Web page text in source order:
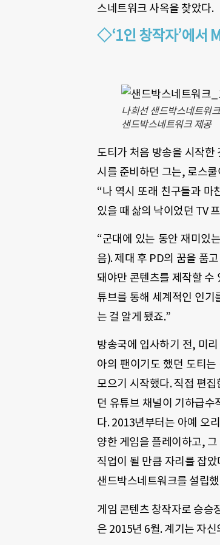
스네트워크 사옥을 찾았다.
◇‘1인 창작자’에서
나희선 샌드박스네트워
샌드박스네트워크 제공
도티가 처음 방송을 시작한
시를 준비하던 그는, 로스
“나 역시 또래 친구들과 마
있을 때 삶의 낙이었던 TV
“군대에 있는 동안 재미있
음). 제대 후 PD의 꿈을 품
돼야만 콘텐츠를 제작할 수
튜브를 통해 세계적인 인
는 걸 알게 됐죠.”
방송국에 입사하기 전, 미
아의 팬이기도 했던 도티
모으기 시작했다. 직접 편
던 유튜브 채널이 기하급수
다. 2013년부터는 아예 오
양한 게임을 플레이하고,
직업이 될 만큼 자리를 잡
샌드박스네트워크를 설립
게임 콘텐츠 창작자로 승승
은 2015년 6월. 계기는 자